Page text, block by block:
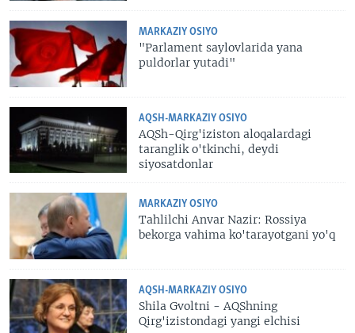
MARKAZIY OSIYO
"Parlament saylovlarida yana
puldorlar yutadi"
AQSH-MARKAZIY OSIYO
AQSh-Qirg'iziston aloqalardagi
taranglik o'tkinchi, deydi
siyosatdonlar
MARKAZIY OSIYO
Tahlilchi Anvar Nazir: Rossiya
bekorga vahima ko'tarayotgani yo'q
AQSH-MARKAZIY OSIYO
Shila Gvoltni - AQShning
Qirg'izistondagi yangi elchisi